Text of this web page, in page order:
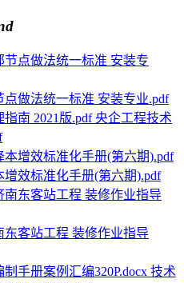
做法统一标准 安装专业.pdf
央企工程技术
增效标准化手册(第六期).pdf
客站工程 装修作业指导
技术